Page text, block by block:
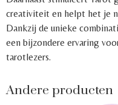
creativiteit en helpt het je
Dankzij de unieke
een bijzondere ervaring
tarotlezers.
Andere producten